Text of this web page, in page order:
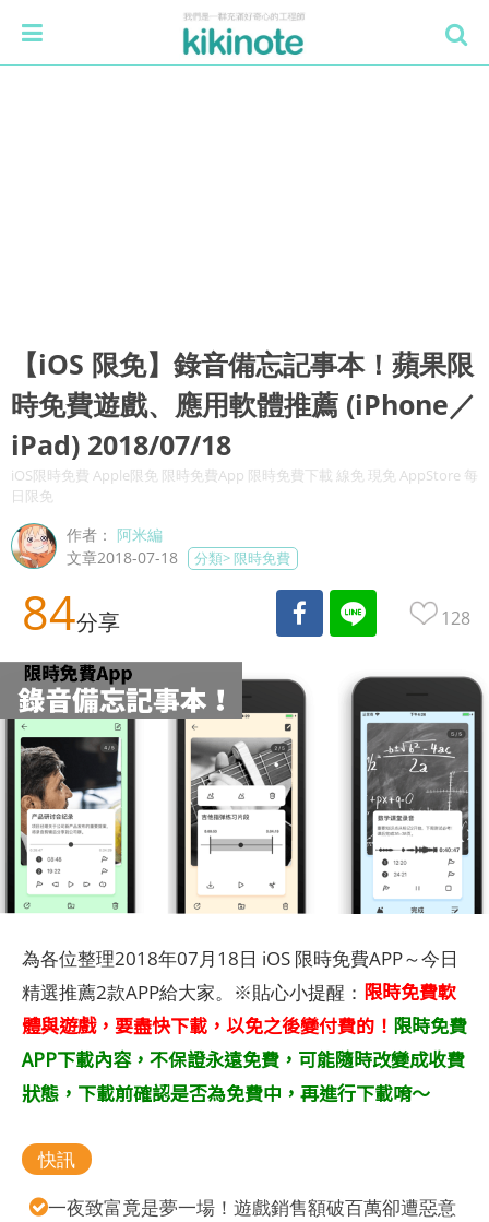
【iOS 限免】錄音備忘記事本！蘋果限
時免費遊戲、應用軟體推薦 (iPhone／
iPad) 2018/07/18
iOS限時免費 Apple限免 限時免費App 限時免費下載 線免 現免 AppStore 每
日限免
作者： 阿米編
文章2018-07-18
分類>限時免費
84分享 128
為各位整理2018年07月18日 iOS 限時免費APP～今日
精選推薦2款APP給大家。※貼心小提醒： 限時免費軟
體與遊戲，要盡快下載，以免之後變付費的！ 限時免費
APP下載內容，不保證永遠免費，可能隨時改變成收費
狀態，下載前確認是否為免費中，再進行下載唷～
快訊
一夜致富竟是夢一場！遊戲銷售額破百萬卻遭惡意